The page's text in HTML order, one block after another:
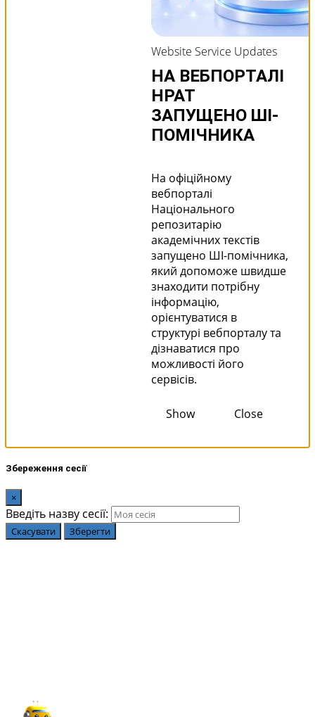
Website Service Updates
НА ВЕБПОРТАЛІ
НРАТ
ЗАПУЩЕНО ШІ-
ПОМІЧНИКА
На офіційному
вебпорталі
Національного
репозитарію
академічних текстів
запущено ШІ-помічника,
який допоможе швидше
знаходити потрібну
інформацію,
орієнтуватися в
структурі вебпорталу та
дізнаватися про
можливості його
сервісів.
Show Close
Збереження сесії
×
Введіть назву сесії:
Скасувати Зберегти